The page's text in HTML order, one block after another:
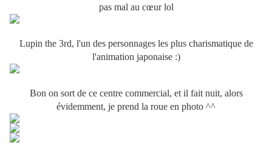
pas mal au cœur lol
Lupin the 3rd, l'un des personnages les plus charismatique de
l'animation japonaise :)
Bon on sort de ce centre commercial, et il fait nuit, alors
évidemment, je prend la roue en photo ^^